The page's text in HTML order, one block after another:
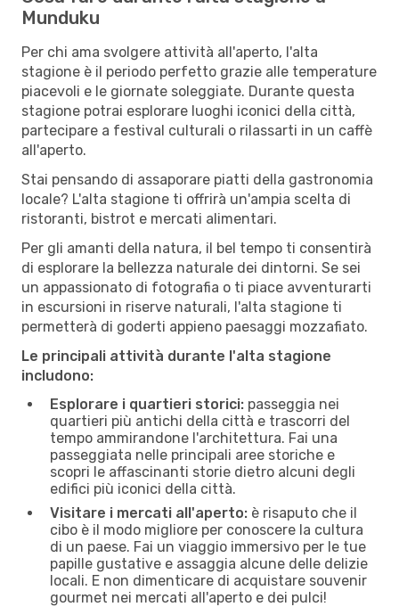
Munduku
Per chi ama svolgere attività all'aperto, l'alta
stagione è il periodo perfetto grazie alle temperature
piacevoli e le giornate soleggiate. Durante questa
stagione potrai esplorare luoghi iconici della città,
partecipare a festival culturali o rilassarti in un caffè
all'aperto.
Stai pensando di assaporare piatti della gastronomia
locale? L'alta stagione ti offrirà un'ampia scelta di
ristoranti, bistrot e mercati alimentari.
Per gli amanti della natura, il bel tempo ti consentirà
di esplorare la bellezza naturale dei dintorni. Se sei
un appassionato di fotografia o ti piace avventurarti
in escursioni in riserve naturali, l'alta stagione ti
permetterà di goderti appieno paesaggi mozzafiato.
Le principali attività durante l'alta stagione
includono:
Esplorare i quartieri storici: passeggia nei
quartieri più antichi della città e trascorri del
tempo ammirandone l'architettura. Fai una
passeggiata nelle principali aree storiche e
scopri le affascinanti storie dietro alcuni degli
edifici più iconici della città.
Visitare i mercati all'aperto: è risaputo che il
cibo è il modo migliore per conoscere la cultura
di un paese. Fai un viaggio immersivo per le tue
papille gustative e assaggia alcune delle delizie
locali. E non dimenticare di acquistare souvenir
gourmet nei mercati all'aperto e dei pulci!